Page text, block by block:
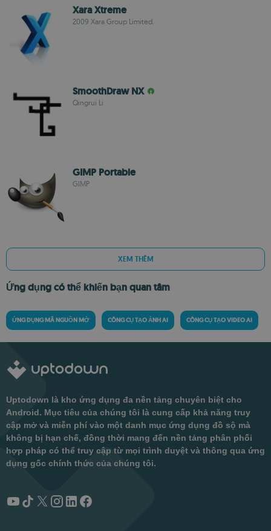
Xara Xtreme
2009 Xara Group Limited.
SmoothDraw NX
Qingrui Li
GIMP Portable
GIMP
XEM THÊM
Ứng dụng có thể khiến bạn quan tâm
ỨNG DỤNG MÃ NGUỒN MỞ CÔNG CỤ TẠO ẢNH AI CÔNG CỤ TẠO VIDEO AI
Uptodown là kho ứng dụng đa nền tảng chuyên biệt cho
Android. Mục tiêu của chúng tôi là cung cấp khả năng truy
cập mở và miễn phí vào một danh mục ứng dụng đồ sộ mà
không bị hạn chế, đồng thời mang đến nền tảng phân phối
hợp pháp có thể truy cập từ mọi trình duyệt và thông qua ứng
dụng gốc chính thức của chúng tôi.